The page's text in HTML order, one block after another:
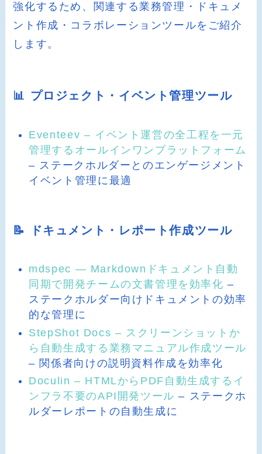
強化するため、関連する業務管理・ドキュメ
ント作成・コラボレーションツールをご紹介
します。
📊 プロジェクト・イベント管理ツール
Eventeev – イベント運営の全工程を一元
管理するオールインワンプラットフォーム
– ステークホルダーとのエンゲージメント
イベント管理に最適
📝 ドキュメント・レポート作成ツール
mdspec — Markdownドキュメント自動
同期で開発チームの文書管理を効率化 –
ステークホルダー向けドキュメントの効率
的な管理に
StepShot Docs – スクリーンショットか
ら自動生成する業務マニュアル作成ツール
– 関係者向けの説明資料作成を効率化
Doculin – HTMLからPDF自動生成するイ
ンフラ不要のAPI開発ツール – ステークホ
ルダーレポートの自動生成に